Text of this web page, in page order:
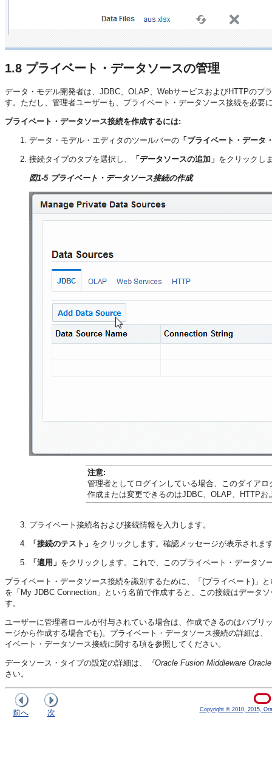
1.8 プライベート・データソースの管理
データ・モデル開発者は、JDBC、OLAP、WebサービスおよびHTTPの
す。ただし、管理者ユーザーも、プライベート・データソース接続を必要
プライベート・データソース接続を作成するには:
データ・モデル・エディタのツールバーの 「プライベート・データ
接続タイプのタブを選択し、 「データソースの追加」 をクリックし
図1-5 プライベート・データソース接続の作成
注意:
管理者としてログインしている場合、このダイア
作成または変更できるのはJDBC、OLAP、HTTP
プライベート接続名および接続情報を入力します。
「接続のテスト」 をクリックします。確認メッセージが表示されま
「適用」 をクリックします。これで、このプライベート・データ
プライベート・データソース接続を識別するために、「(プライベート)」
を「My JDBC Connection」という名前で作成すると、この接続はデータ
す。
ユーザーに管理者ロールが付与されている場合は、作成できるのはパブ
ージから作成する場合でも)。プライベート・データソース接続の詳細は、
イベート・データソース接続に関する項を参照してください。
データソース・タイプの設定の詳細は、
『Oracle Fusion Middleware
さい。
前へ 次 Copyright © 2010, 2015,